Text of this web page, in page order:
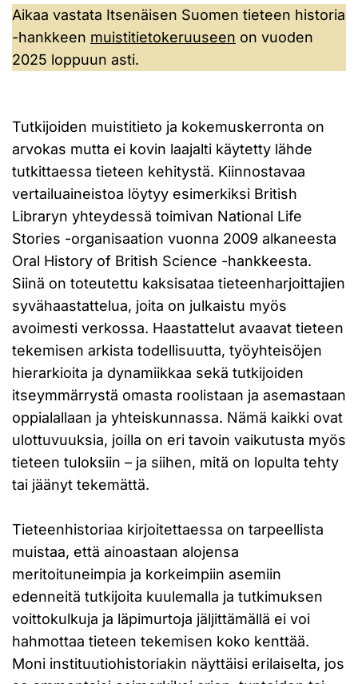
Aikaa vastata Itsenäisen Suomen tieteen historia
-hankkeen muistitietokeruuseen on vuoden
2025 loppuun asti.
Tutkijoiden muistitieto ja kokemuskerronta on
arvokas mutta ei kovin laajalti käytetty lähde
tutkittaessa tieteen kehitystä. Kiinnostavaa
vertailuaineistoa löytyy esimerkiksi British
Libraryn yhteydessä toimivan National Life
Stories -organisaation vuonna 2009 alkaneesta
Oral History of British Science -hankkeesta.
Siinä on toteutettu kaksisataa tieteenharjoittajien
syvähaastattelua, joita on julkaistu myös
avoimesti verkossa. Haastattelut avaavat tieteen
tekemisen arkista todellisuutta, työyhteisöjen
hierarkioita ja dynamiikkaa sekä tutkijoiden
itseymmärrystä omasta roolistaan ja asemastaan
oppialallaan ja yhteiskunnassa. Nämä kaikki ovat
ulottuvuuksia, joilla on eri tavoin vaikutusta myös
tieteen tuloksiin – ja siihen, mitä on lopulta tehty
tai jäänyt tekemättä.
Tieteenhistoriaa kirjoitettaessa on tarpeellista
muistaa, että ainoastaan alojensa
meritoituneimpia ja korkeimpiin asemiin
edenneitä tutkijoita kuulemalla ja tutkimuksen
voittokulkuja ja läpimurtoja jäljittämällä ei voi
hahmottaa tieteen tekemisen koko kenttää.
Moni instituutiohistoriakin näyttäisi erilaiselta, jos